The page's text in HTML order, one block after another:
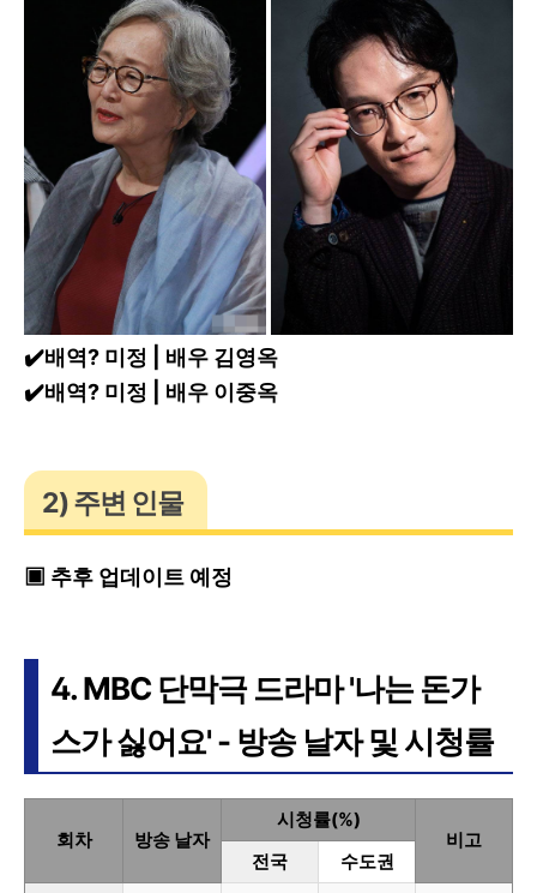
✔️배역? 미정 | 배우 김영옥
✔️배역? 미정 | 배우 이중옥
2) 주변 인물
▣ 추후 업데이트 예정
4. MBC 단막극 드라마 '나는 돈가
스가 싫어요' - 방송 날자 및 시청률
회차 방송 날자
시청률(%)
비고
전국
수도권